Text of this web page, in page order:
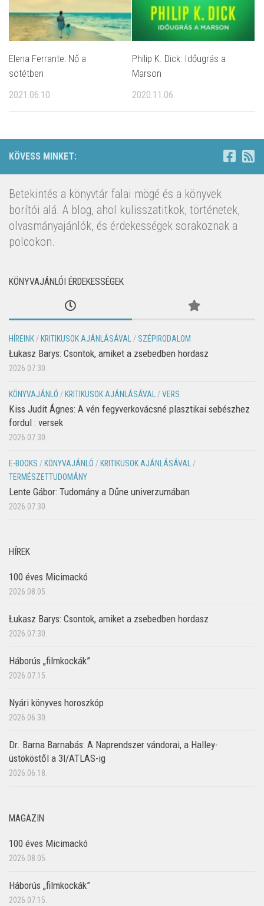
Elena Ferrante: Nő a
sötétben
2021.06.10.
Philip K. Dick: Időugrás a
Marson
2020.11.06.
KÖVESS MINKET:
Betekintés a könyvtár falai mögé és a könyvek
borítói alá. A blog, ahol kulisszatitkok, történetek,
olvasmányajánlók, és érdekességek sorakoznak a
polcokon.
KÖNYVAJÁNLÓI ÉRDEKESSÉGEK
HÍREINK/ KRITIKUSOK AJÁNLÁSÁVAL/ SZÉPIRODALOM
Łukasz Barys: Csontok, amiket a zsebedben hordasz
2026.07.30.
KÖNYVAJÁNLÓ / KRITIKUSOK AJÁNLÁSÁVAL/VERS
Kiss Judit Ágnes: A vén fegyverkovácsné plasztikai sebészhez
fordul : versek
2026.07.30.
E-BOOKS / KÖNYVAJÁNLÓ / KRITIKUSOK AJÁNLÁSÁVAL/
TERMÉSZETTUDOMÁNY
Lente Gábor: Tudomány a Dűne univerzumában
2026.07.30.
HÍREK
100 éves Micimackó
2026.08.05.
Łukasz Barys: Csontok, amiket a zsebedben hordasz
2026.07.30.
Háborús „filmkockák”
2026.07.15.
Nyári könyves horoszkóp
2026.06.30.
Dr. Barna Barnabás: A Naprendszer vándorai, a Halley-
üstököstől a 3I/ATLAS-ig
2026.06.18.
MAGAZIN
100 éves Micimackó
2026.08.05.
Háborús „filmkockák”
2026.07.15.